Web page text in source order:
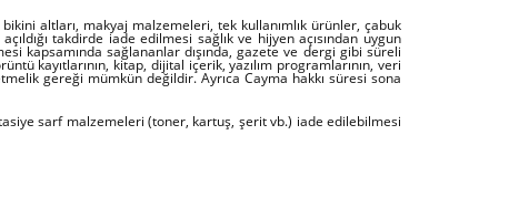
altları, makyaj malzemeleri, tek kullanımlık ürünler, çabuk
takdirde iade edilmesi sağlık ve hijyen açısından uygun
kapsamında sağlananlar dışında, gazete ve dergi gibi süreli
kayıtlarının, kitap, dijital içerik, yazılım programlarının, veri
gereği mümkün değildir. Ayrıca Cayma hakkı süresi sona
sarf malzemeleri (toner, kartuş, şerit vb.) iade edilebilmesi